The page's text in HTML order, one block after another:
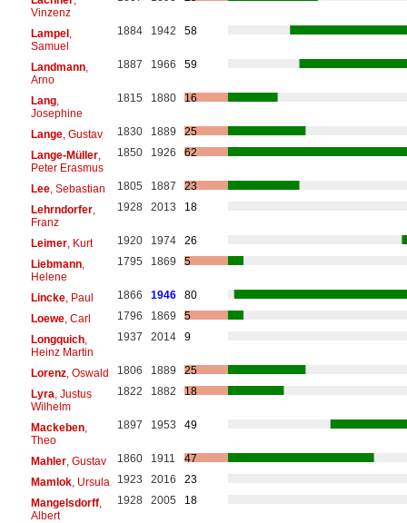
Vinzenz
Lampel,
Samuel
1884 1942 58
Landmann,
Arno
1887 1966 59
Lang,
Josephine
1815 1880 16
Lange, Gustav 1830 1889
25
Lange-Müller,
Peter Erasmus
1850 1926 62
Lee, Sebastian 1805 1887
23
Lehrndorfer,
Franz
1928 2013 18
Leimer, Kurt 1920 1974
26
Liebmann,
Helene
1795 1869 5
Lincke, Paul 1866 1946
80
Loewe, Carl 1796 1869
5
Longquich,
Heinz Martin
1937 2014 9
Lorenz, Oswald 1806 1889
25
Lyra , Justus
Wilhelm
1822 1882 18
Mackeben,
Theo
1897 1953 49
Mahler, Gustav 1860 1911
47
Mamlok, Ursula 1923 2016
23
Mangelsdorff,
Albert
1928 2005 18